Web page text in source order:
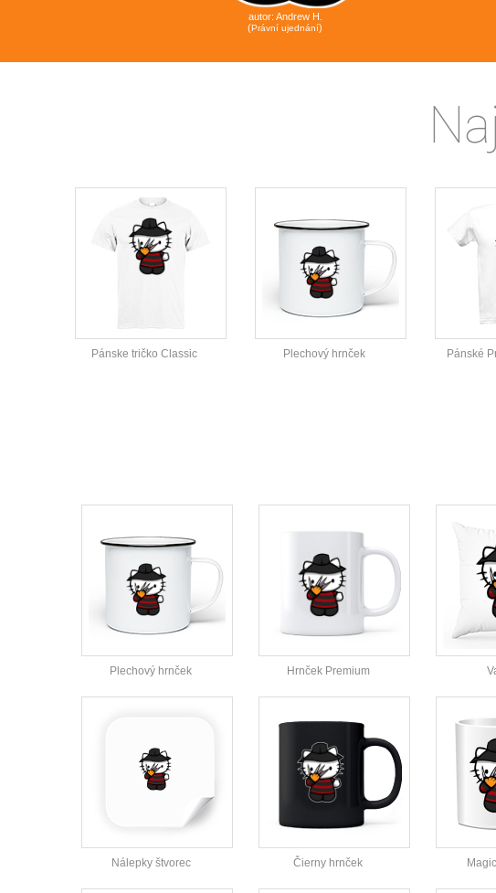
autor: Andrew H.
(Právní ujednání)
Pánske tričko Classic Plechový hrnček Pánské
Plechový hrnček Hrnček Premium
Nálepky štvorec Čierny hrnček